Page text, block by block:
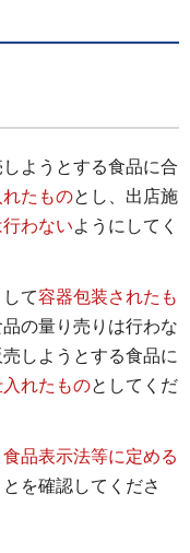
ようとする食品に合
たものとし、出店施
わないようにしてく
て容器包装さ れたも
の量り売りは行わな
しようとする食品に
れたものとしてくだ
食品表示法等に定める
を確認してくださ